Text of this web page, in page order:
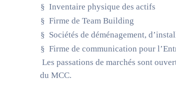
§ Inventaire physique des actifs
§ Firme de Team Building
§ Sociétés de déménagement,
§ Firme de communication pour
Les passations de marchés sont
du MCC.